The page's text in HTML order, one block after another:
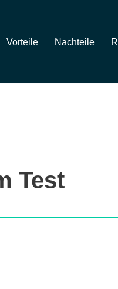
Vorteile Nachteile
Test